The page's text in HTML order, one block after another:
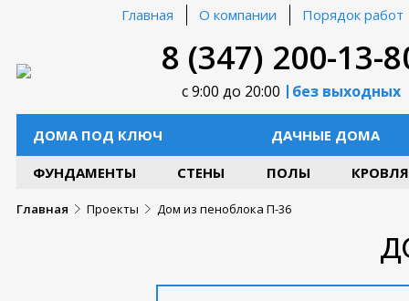
Главная О компании Порядок работ
8 (347) 200-13-
с 9:00 до 20:00 без выходных
ДОМА ПОД КЛЮЧ ДАЧНЫЕ ДОМА
ФУНДАМЕНТЫ СТЕНЫ ПОЛЫ КРОВЛЯ
Главная Проекты Дом из пеноблока П-36